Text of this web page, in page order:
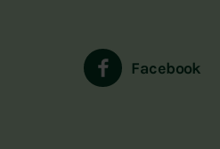
Facebook